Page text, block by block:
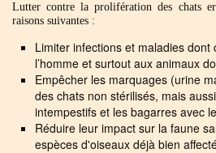
Lutter contre la prolifération des chats
raisons suivantes :
Limiter infections et maladies
l’homme et surtout aux animaux
Empêcher les marquages (urine
des chats non stérilisés, mais
intempestifs et les bagarres avec
Réduire leur impact sur la faune
espèces d'oiseaux déjà bien